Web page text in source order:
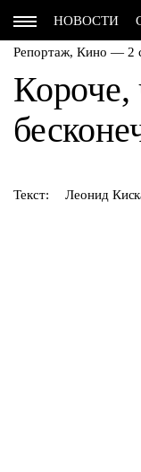
НОВОСТИ
Репортаж, Кино — 2
Короче,
Текст: Леонид